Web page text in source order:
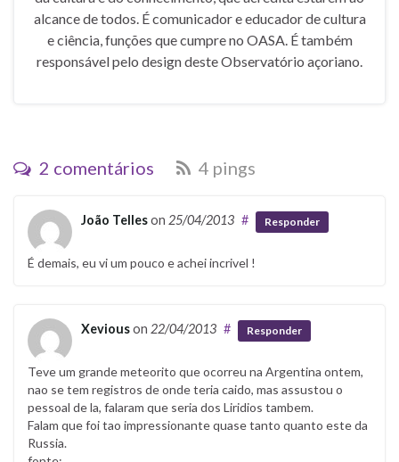
alcance de todos. É comunicador e educador de cultura
e ciência, funções que cumpre no OASA. É também
responsável pelo design deste Observatório açoriano.
2 comentários 4 pings
João Telleson 25/04/2013 # Responder
É demais, eu vi um pouco e achei incrivel !
Xeviouson 22/04/2013 # Responder
Teve um grande meteorito que ocorreu na Argentina ontem,
nao se tem registros de onde teria caido, mas assustou o
pessoal de la, falaram que seria dos Liridios tambem.
Falam que foi tao impressionante quase tanto quanto este da
Russia.